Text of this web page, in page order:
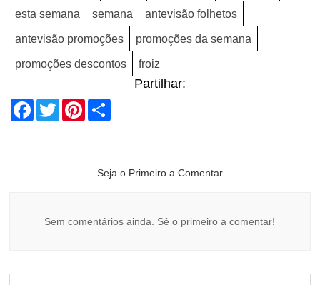
esta semana semana antevisão folhetos
antevisão promoções promoções da semana
promoções descontos froiz
Partilhar:
Facebook
TwitterPinterest
Seja o Primeiro a Comentar
Sem comentários ainda. Sê o primeiro a comentar!